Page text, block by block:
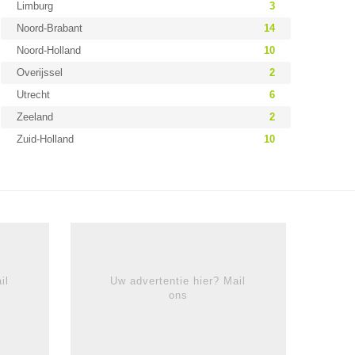
Limburg
3
Noord-Brabant
14
Noord-Holland
10
Overijssel
2
Utrecht
6
Zeeland
2
Zuid-Holland
10
Uw advertentie hier? Mail
ons